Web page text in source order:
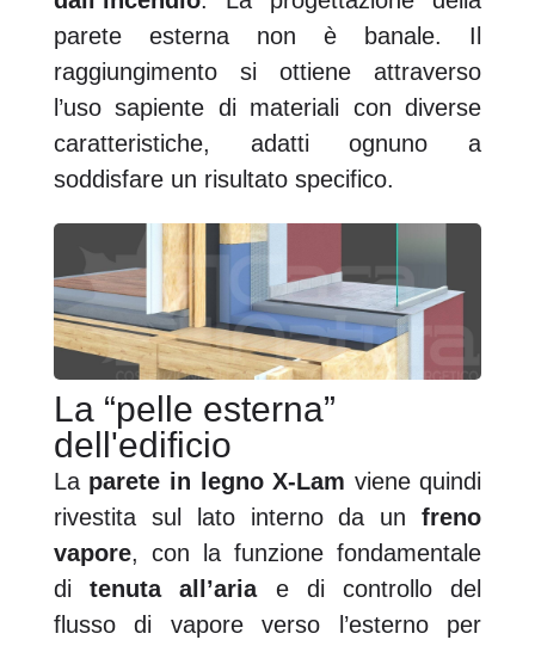
parete esterna non è banale. Il
raggiungimento si ottiene attraverso
l’uso sapiente di materiali con diverse
caratteristiche, adatti ognuno a
soddisfare un risultato specifico.
La “pelle esterna”
dell'edificio
La parete in legno X-Lam viene quindi
rivestita sul lato interno da un freno
vapore, con la funzione fondamentale
ditenuta all’ariae di controllo del
flusso di vapore verso l’esterno per